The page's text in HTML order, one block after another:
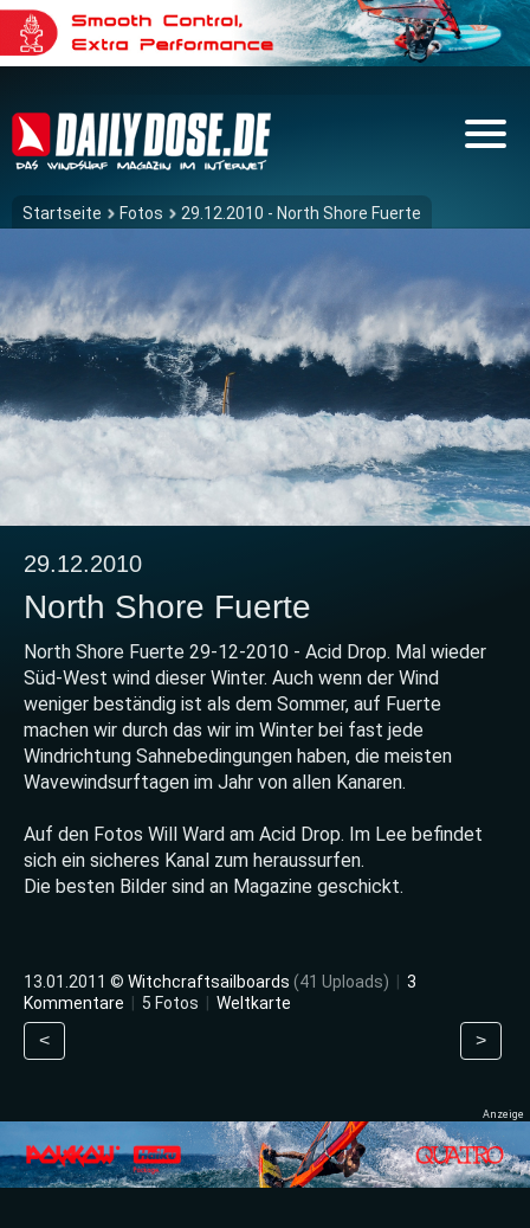
Startseite Fotos 29.12.2010 - North Shore Fuerte
29.12.2010
North Shore Fuerte
North Shore Fuerte 29-12-2010 - Acid Drop. Mal wieder
Süd-West wind dieser Winter. Auch wenn der Wind
weniger beständig ist als dem Sommer, auf Fuerte
machen wir durch das wir im Winter bei fast jede
Windrichtung Sahnebedingungen haben, die meisten
Wavewindsurftagen im Jahr von allen Kanaren.
Auf den Fotos Will Ward am Acid Drop. Im Lee befindet
sich ein sicheres Kanal zum heraussurfen.
Die besten Bilder sind an Magazine geschickt.
13.01.2011 © Witchcraftsailboards (41 Uploads)
3
Kommentare
5 Fotos Weltkarte
< >